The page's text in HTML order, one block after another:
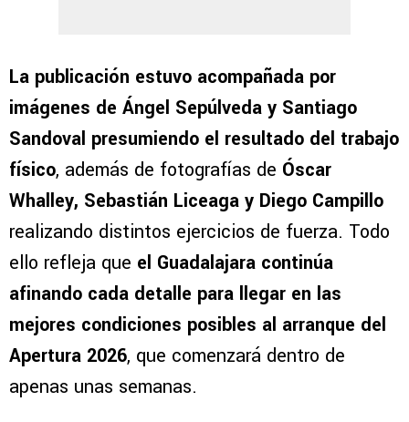
La publicación estuvo acompañada por
imágenes de Ángel Sepúlveda y Santiago
Sandoval presumiendo el resultado del trabajo
físico, además de fotografías de Óscar
Whalley, Sebastián Liceaga y Diego Campillo
realizando distintos ejercicios de fuerza. Todo
ello refleja que el Guadalajara continúa
afinando cada detalle para llegar en las
mejores condiciones posibles al arranque del
Apertura 2026, que comenzará dentro de
apenas unas semanas.